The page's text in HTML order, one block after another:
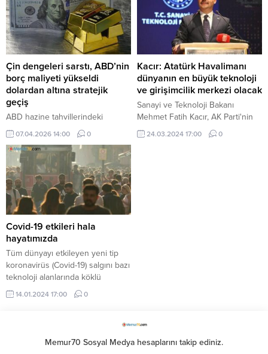
Çin dengeleri sarstı, ABD’nin
borç maliyeti yükseldi
dolardan altına stratejik
geçiş
ABD hazine tahvillerindeki
varlıklarını kademeli olarak
azaltarak, 2008 ekonomik
krizinden bu yana görülmemiş
seviyelere indiren Çin, dolar bazlı
varlıklardan altına doğru yıllardır
süregelen yönelimini hızlandırdı.
07.04.2026 14:00 0
Kacır: Atatürk Havalimanı
dünyanın en büyük teknoloji
ve girişimcilik merkezi olacak
Sanayi ve Teknoloji Bakanı
Mehmet Fatih Kacır, AK Parti'nin
"Yeniden İstanbul mitingi' öncesi
konuştu.
24.03.2024 17:00 0
Covid-19 etkileri hala
hayatımızda
Tüm dünyayı etkileyen yeni tip
koronavirüs (Covid-19) salgını bazı
teknoloji alanlarında köklü
değişim yaratırken, çok sayıda
teknoloji şirketi rekor büyüme
14.01.2024 17:00 0
Memur70 Sosyal Medya hesaplarını takip ediniz.